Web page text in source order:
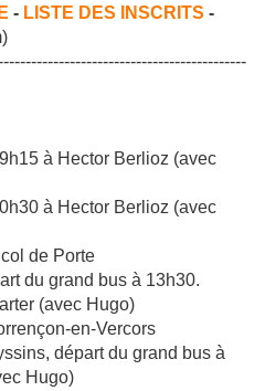
- LISTE DES INSCRITS -
à Hector Berlioz (avec
à Hector Berlioz (avec
de Porte
du grand bus à 13h30.
(avec Hugo)
en-Vercors
départ du grand bus à
Hugo)